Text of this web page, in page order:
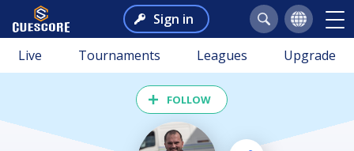
Sign in
Live Tournaments Leagues Upgrade
FOLLOW